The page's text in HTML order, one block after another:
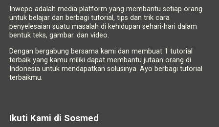
Inwepo adalah media platform yang membantu setiap orang
untuk belajar dan berbagi tutorial, tips dan trik cara
penyelesaian suatu masalah di kehidupan sehari-hari dalam
bentuk teks, gambar. dan video.
Dengan bergabung bersama kami dan membuat 1 tutorial
terbaik yang kamu miliki dapat membantu jutaan orang di
Indonesia untuk mendapatkan solusinya. Ayo berbagi tutorial
terbaikmu.
Ikuti Kami di Sosmed